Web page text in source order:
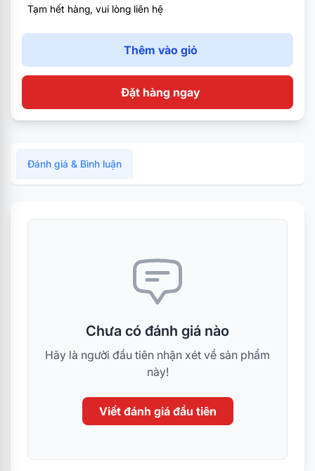
Hiệu năng: Dành cho kết nối tốc độ cao đa cổng
Tính năng: Switching nhanh, QoS, bảo mật cơ bản
Tạm hết hàng, vui lòng liên hệ
Thêm vào giỏ
Đặt hàng ngay
Đánh giá & Bình luận
Chưa có đánh giá nào
Hãy là người đầu tiên nhận xét về sản phẩm
này!
Viết đánh giá đầu tiên